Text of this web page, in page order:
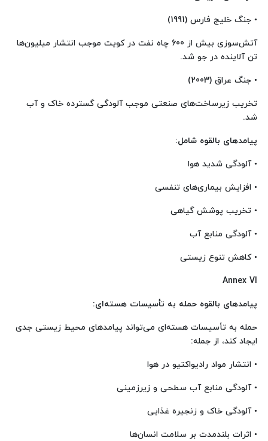
• جنگ خلیج فارس (1991)
آتش‌سوزی بیش از 600 چاه نفت در کویت موجب انتشار میلیون‌ها
تن آلاینده در جو شد.
• جنگ عراق (2003)
تخریب زیرساخت‌های صنعتی موجب آلودگی گسترده خاک و آب
شد.
پیامدهای بالقوه شامل:
• آلودگی شدید هوا
• افزایش بیماری‌های تنفسی
• تخریب پوشش گیاهی
• آلودگی منابع آب
• کاهش تنوع زیستی
Annex VI
پیامدهای بالقوه حمله به تأسیسات هسته‌ای:
حمله به تأسیسات هسته‌ای می‌تواند پیامدهای محیط زیستی جدی
ایجاد کند، از جمله:
• انتشار مواد رادیواکتیو در هوا
• آلودگی منابع آب سطحی و زیرزمینی
• آلودگی خاک و زنجیره غذایی
• اثرات بلندمدت بر سلامت انسان‌ها